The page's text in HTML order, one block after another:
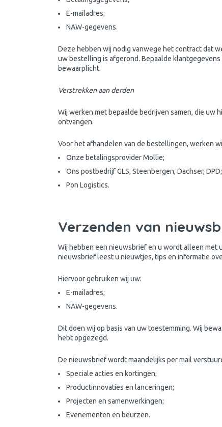
E-mailadres;
NAW-gegevens.
Deze hebben wij nodig vanwege het contract dat
uw bestelling is afgerond. Bepaalde
bewaarplicht.
Verstrekken aan derden
Wij werken met bepaalde bedrijven samen, die uw
ontvangen.
Voor het afhandelen van de bestellingen, werken
Onze betalingsprovider Mollie;
Ons postbedrijf GLS, Steenbergen, Dachser, DPD;
Pon Logistics.
Verzenden van
Wij hebben een nieuwsbrief en u wordt alleen met
nieuwsbrief leest u nieuwtjes, tips en informatie
Hiervoor gebruiken wij uw:
E-mailadres;
NAW-gegevens.
Dit doen wij op basis van uw toestemming. Wij
hebt opgezegd.
De nieuwsbrief wordt maandelijks per mail
Speciale acties en kortingen;
Productinnovaties en lanceringen;
Projecten en samenwerkingen;
Evenementen en beurzen.